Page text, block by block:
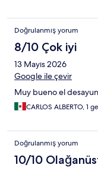
Doğrulanmış yorum
8/10 Çok iyi
13 Mayıs 2026
Google ile çevir
Muy bueno el
CARLOS ALBERTO, 1
Doğrulanmış yorum
10/10